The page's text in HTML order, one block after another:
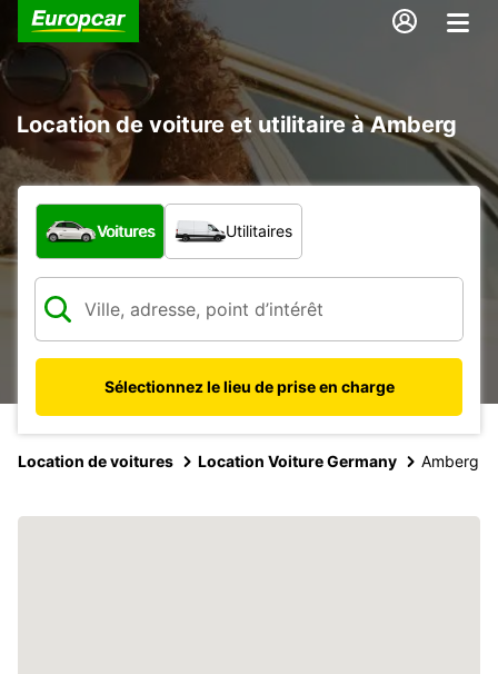
Location de voiture et utilitaire à Amberg
Quel type de véhicule ?
Voitures Utilitaires
Sélectionnez le lieu de prise en charge
Location de voitures Location Voiture Germany Amberg